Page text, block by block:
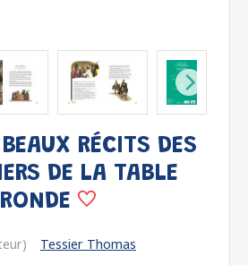
RÉCITS DES
DE LA TABLE
RONDE
Tessier Thomas